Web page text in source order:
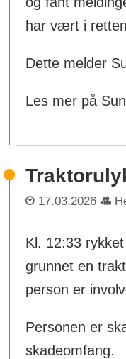
har vært i
Dette melder
Les mer på
17.03.2026
Kl. 12:33
grunnet en
person er
Personen er
skadeomfang.